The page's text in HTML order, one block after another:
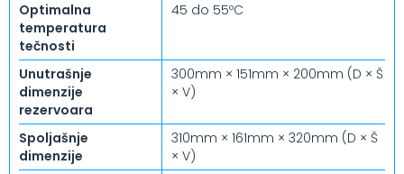
Optimalna
temperatura
tečnosti
45 do 55ºC
Unutrašnje
dimenzije
rezervoara
300mm × 151mm × 200mm (D × Š
× V)
Spoljašnje
dimenzije
310mm × 161mm × 320mm (D × Š
× V)